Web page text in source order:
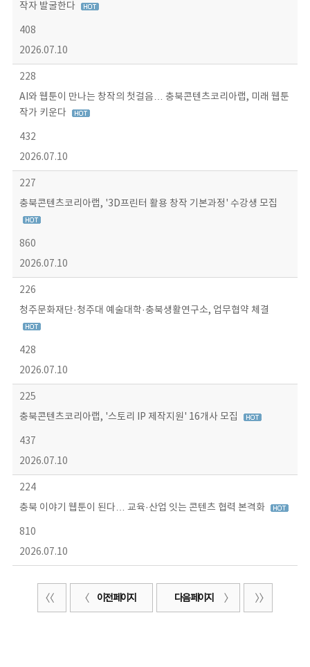
작자 발굴한다
408
2026.07.10
228
AI와 웹툰이 만나는 창작의 첫걸음… 충북콘텐츠코리아랩, 미래 웹툰
작가 키운다
432
2026.07.10
227
충북콘텐츠코리아랩, '3D프린터 활용 창작 기본과정' 수강생 모집
860
2026.07.10
226
청주문화재단·청주대 예술대학·충북생활연구소, 업무협약 체결
428
2026.07.10
225
충북콘텐츠코리아랩, '스토리 IP 제작지원' 16개사 모집
437
2026.07.10
224
충북 이야기 웹툰이 된다… 교육·산업 잇는 콘텐츠 협력 본격화
810
2026.07.10
이전 페이지 다음 페이지